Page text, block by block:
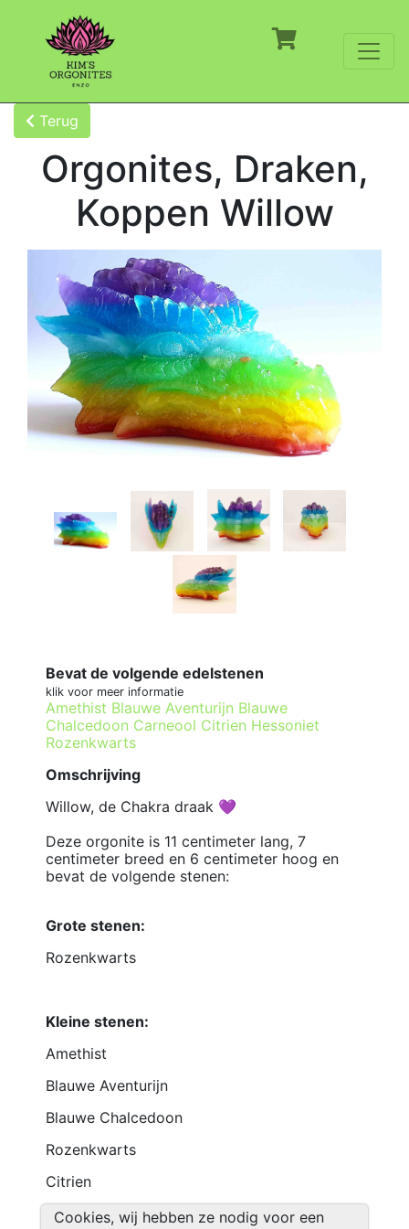
Terug
Orgonites, Draken,
Koppen Willow
Bevat de volgende edelstenen
klik voor meer informatie
Amethist Blauwe Aventurijn Blauwe
Chalcedoon Carneool Citrien Hessoniet
Rozenkwarts
Omschrijving
Willow, de Chakra draak 💜
Deze orgonite is 11 centimeter lang, 7
centimeter breed en 6 centimeter hoog en
bevat de volgende stenen:
Grote stenen:
Rozenkwarts
Kleine stenen:
Amethist
Blauwe Aventurijn
Blauwe Chalcedoon
Rozenkwarts
Citrien
Carneool
Cookies, wij hebben ze nodig voor een